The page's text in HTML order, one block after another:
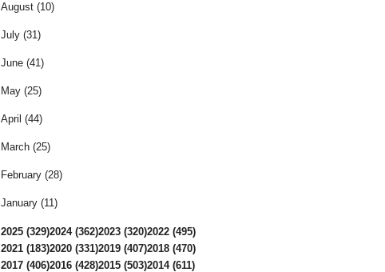
August (10)
July (31)
June (41)
May (25)
April (44)
March (25)
February (28)
January (11)
2025 (329)2024 (362)2023 (320)2022 (495)
2021 (183)2020 (331)2019 (407)2018 (470)
2017 (406)2016 (428)2015 (503)2014 (611)